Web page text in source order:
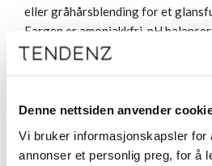
Denne nettsiden anvender
Vi bruker informasjonskapsler for
annonser et personlig preg, for å
eller gråhårsblending for et
Fargen er amoniakkfri, pH
teknologi som gjenoppbygger